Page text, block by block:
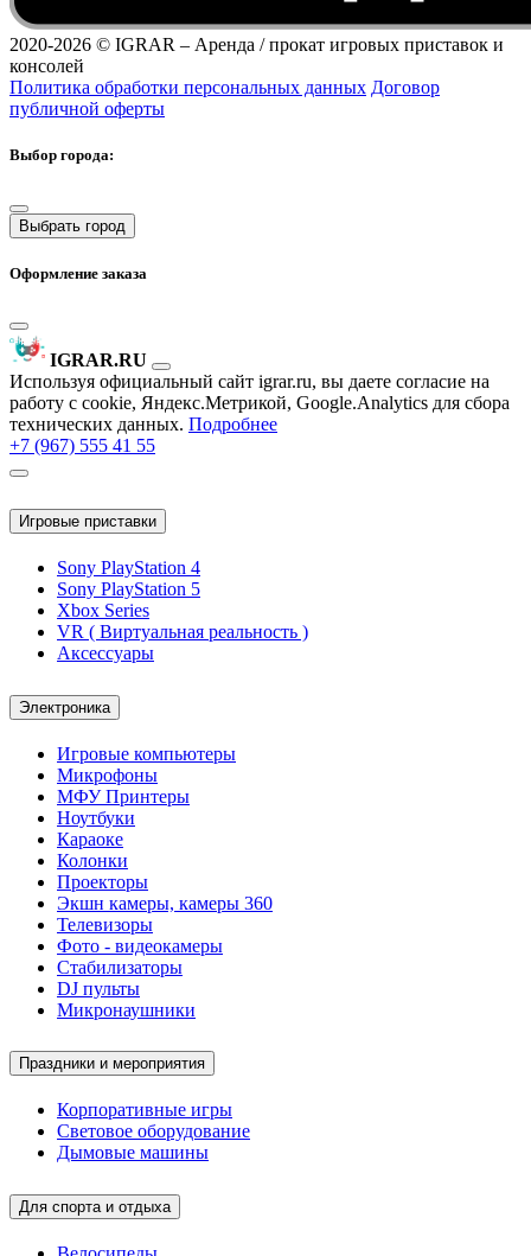
2020-2026 © IGRAR – Аренда / прокат игровых приставок и
консолей
Политика обработки персональных данных Договор
публичной оферты
Выбор города:
Выбрать город
Оформление заказа
IGRAR.RU
Используя официальный сайт igrar.ru, вы даете согласие на
работу с cookie, Яндекс.Метрикой, Google.Analytics для сбора
технических данных. Подробнее
+7 (967) 555 41 55
Игровые приставки
Sony PlayStation 4
Sony PlayStation 5
Xbox Series
VR ( Виртуальная реальность )
Аксессуары
Электроника
Игровые компьютеры
Микрофоны
МФУ Принтеры
Ноутбуки
Караоке
Колонки
Проекторы
Экшн камеры, камеры 360
Телевизоры
Фото - видеокамеры
Стабилизаторы
DJ пульты
Микронаушники
Праздники и мероприятия
Корпоративные игры
Световое оборудование
Дымовые машины
Для спорта и отдыха